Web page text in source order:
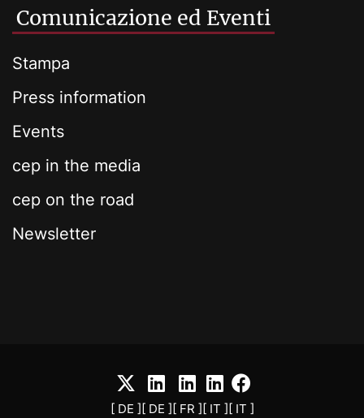
Comunicazione ed Eventi
Stampa
Press information
Events
cep in the media
cep on the road
Newsletter
[ DE ][ DE ][ FR ][ IT ][ IT ]